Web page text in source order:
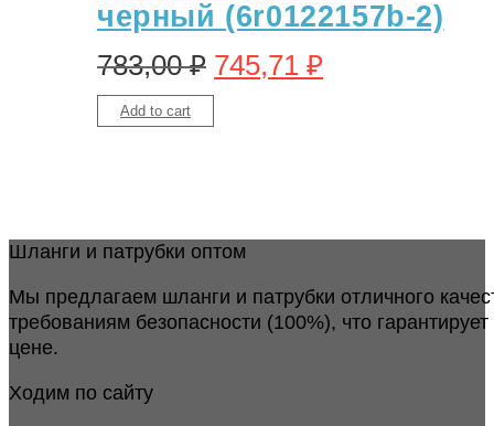
черный (6r0122157b-2)
783,00₽ 745,71 ₽
Add to cart
Шланги и патрубки оптом
Мы предлагаем шланги и патрубки отличного
требованиям безопасности (100%), что
цене.
Ходим по сайту